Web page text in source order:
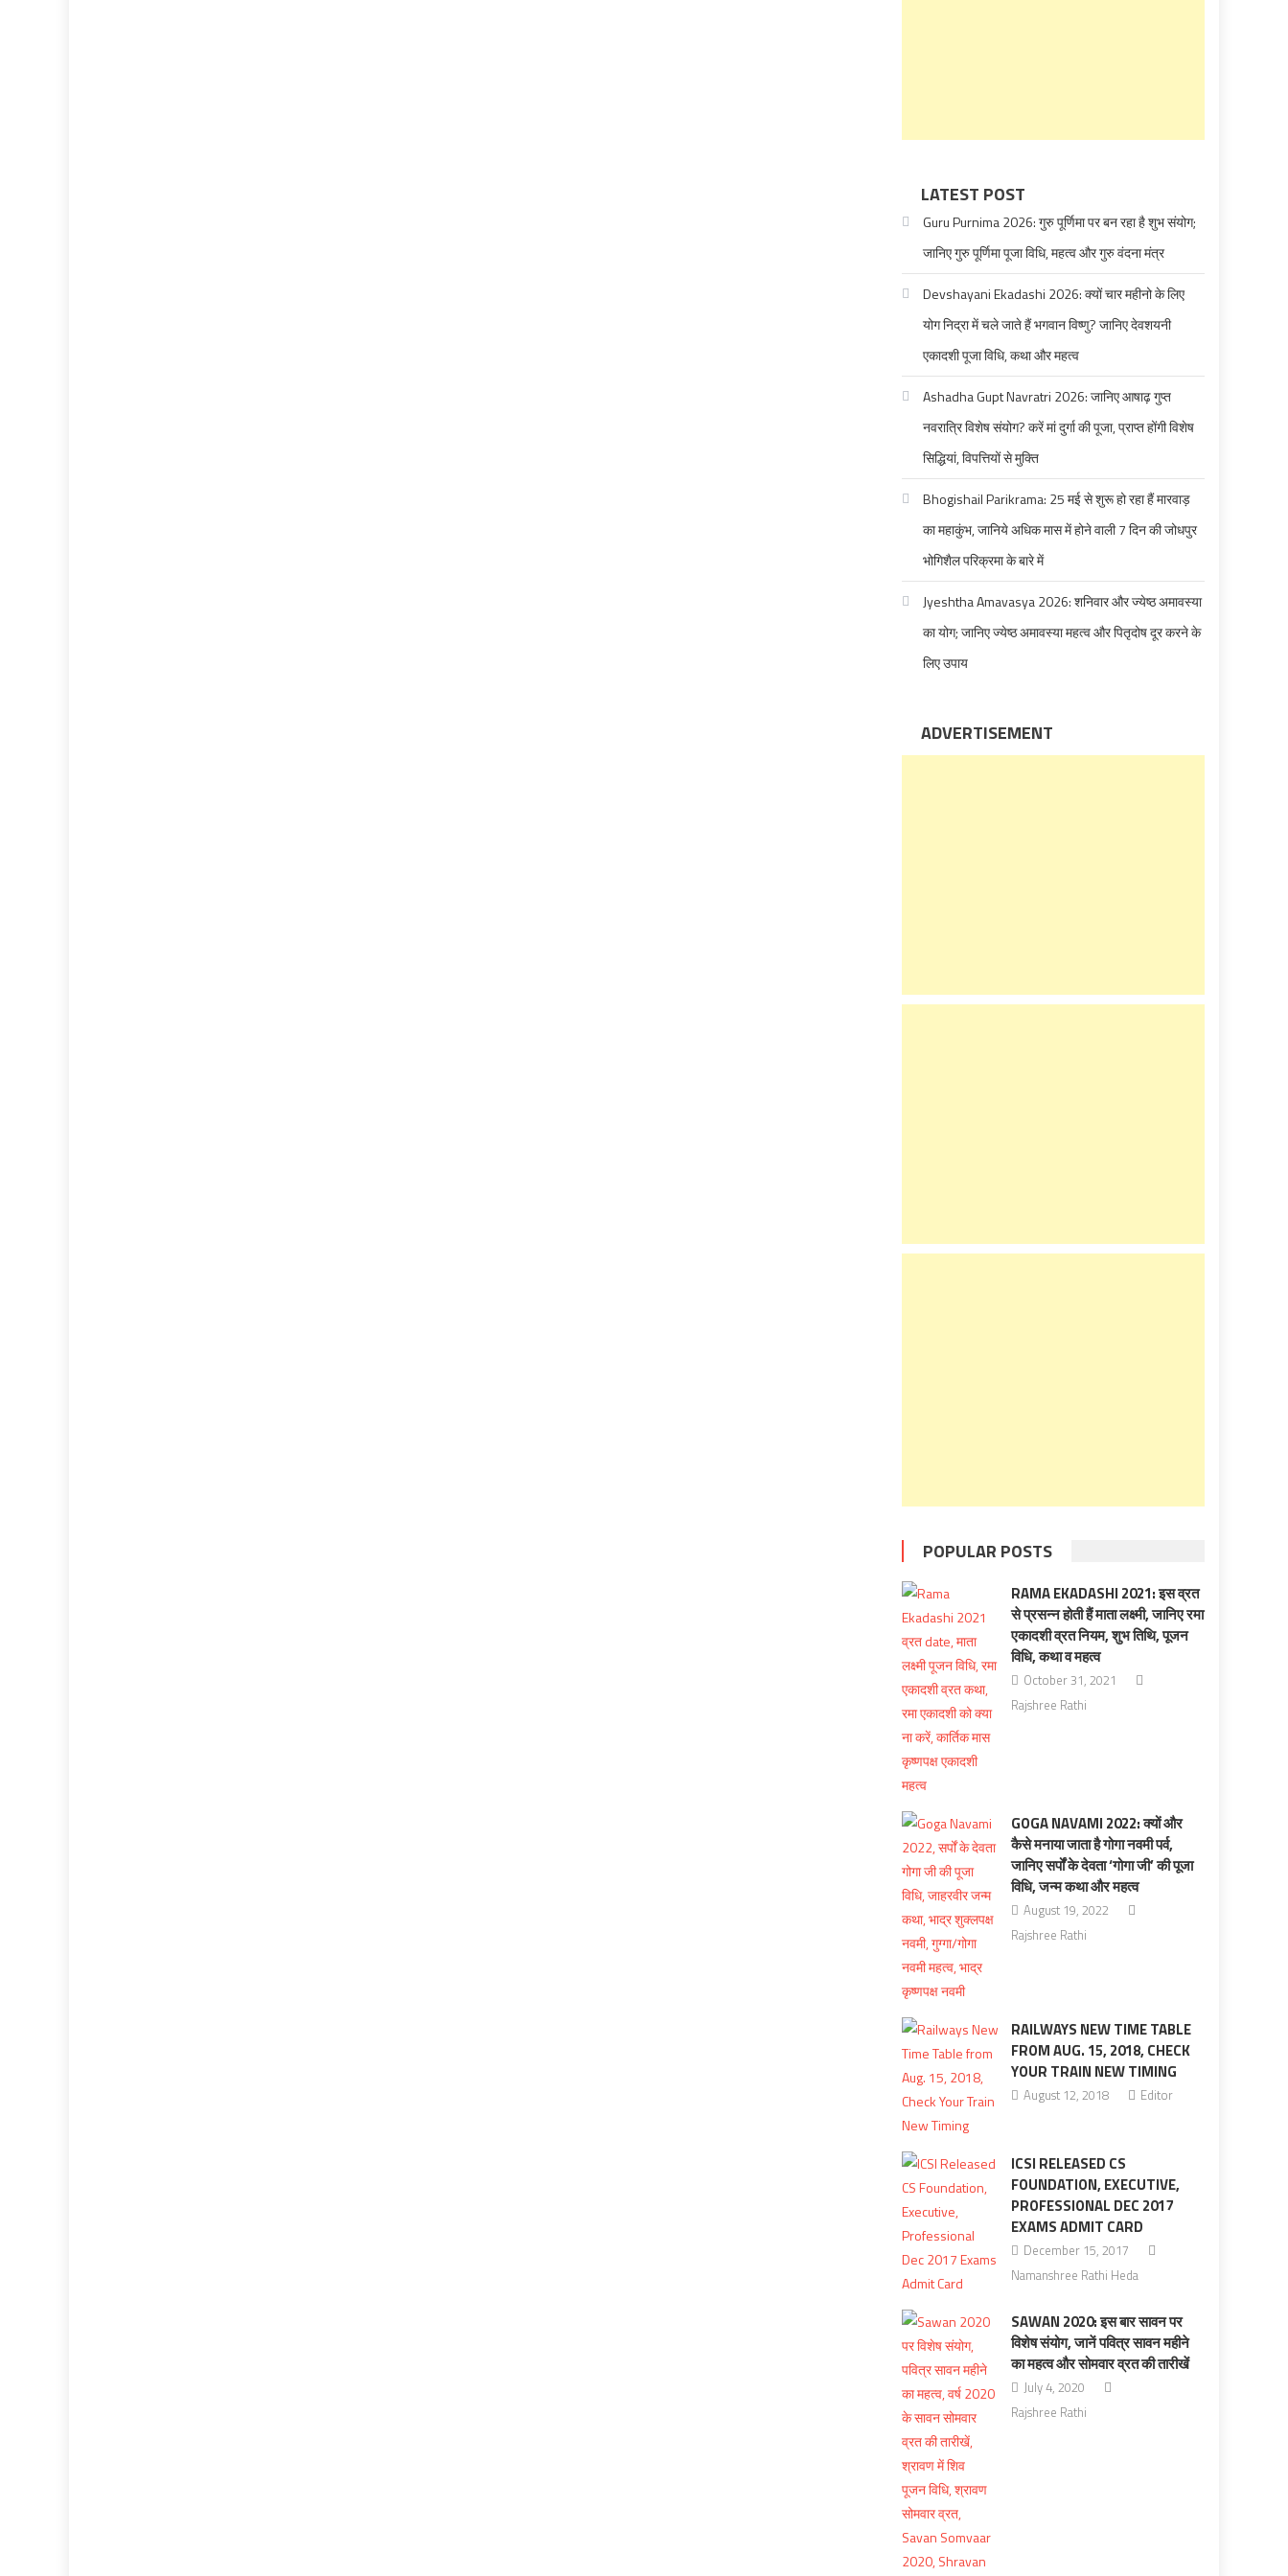
LATEST POST
Guru Purnima 2026: गुरु पूर्णिमा पर बन रहा है शुभ संयोग;
जानिए गुरु पूर्णिमा पूजा विधि, महत्व और गुरु वंदना मंत्र
Devshayani Ekadashi 2026: क्यों चार महीनो के लिए
योग निद्रा में चले जाते हैं भगवान विष्णु? जानिए देवशयनी
एकादशी पूजा विधि, कथा और महत्व
Ashadha Gupt Navratri 2026: जानिए आषाढ़ गुप्त
नवरात्रि विशेष संयोग? करें मां दुर्गा की पूजा, प्राप्त होंगी विशेष
सिद्धियां, विपत्तियों से मुक्ति
Bhogishail Parikrama: 25 मई से शुरू हो रहा हैं मारवाड़
का महाकुंभ, जानिये अधिक मास में होने वाली 7 दिन की जोधपुर
भोगिशैल परिक्रमा के बारे में
Jyeshtha Amavasya 2026: शनिवार और ज्येष्ठ अमावस्या
का योग; जानिए ज्येष्ठ अमावस्या महत्व और पितृदोष दूर करने के
लिए उपाय
ADVERTISEMENT
POPULAR POSTS
RAMA EKADASHI 2021: इस व्रत
से प्रसन्न होती हैं माता लक्ष्मी, जानिए रमा
एकादशी व्रत नियम, शुभ तिथि, पूजन
विधि, कथा व महत्‍व
October 31, 2021
Rajshree Rathi
GOGA NAVAMI 2022: क्यों और
कैसे मनाया जाता है गोगा नवमी पर्व,
जानिए सर्पों के देवता ‘गोगा जी’ की पूजा
विधि, जन्म कथा और महत्‍व
August 19, 2022
Rajshree Rathi
RAILWAYS NEW TIME TABLE
FROM AUG. 15, 2018, CHECK
YOUR TRAIN NEW TIMING
August 12, 2018 Editor
ICSI RELEASED CS
FOUNDATION, EXECUTIVE,
PROFESSIONAL DEC 2017
EXAMS ADMIT CARD
December 15, 2017
Namanshree Rathi Heda
SAWAN 2020: इस बार सावन पर
विशेष संयोग, जानें पवित्र सावन महीने
का महत्व और सोमवार व्रत की तारीखें
July 4, 2020
Rajshree Rathi